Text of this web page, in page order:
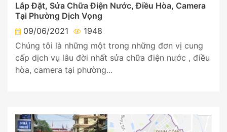
Lắp Đặt, Sửa Chữa Điện Nước, Điều Hòa, Camera
Tại Phường Dịch Vọng
09/06/2021
1948
Chúng tôi là những một trong những đơn vị cung
cấp dịch vụ lâu đời nhất sửa chữa điện nước , điều
hòa, camera tại phường...